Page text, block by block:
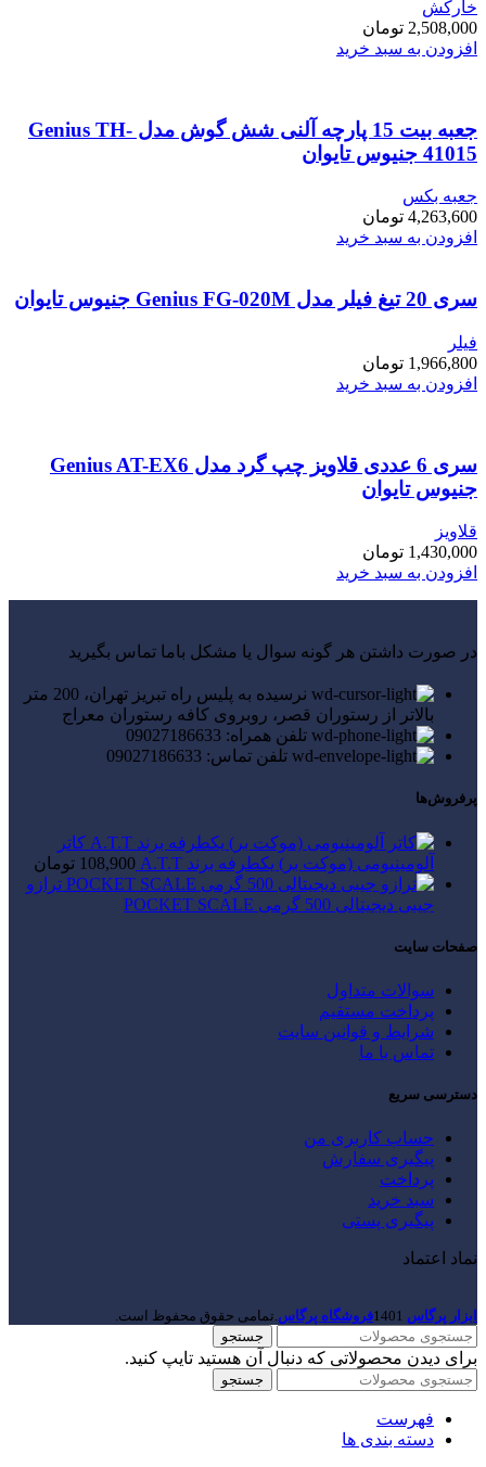
خارکش
2,508,000 تومان
افزودن به سبد خرید
جعبه بیت 15 پارچه آلنی شش گوش مدل Genius TH-
41015 جنیوس تایوان
جعبه بکس
4,263,600 تومان
افزودن به سبد خرید
سری 20 تیغ فیلر مدل Genius FG-020M جنیوس تایوان
فیلر
1,966,800 تومان
افزودن به سبد خرید
سری 6 عددی قلاویز چپ گرد مدل Genius AT-EX6
جنیوس تایوان
قلاویز
1,430,000 تومان
افزودن به سبد خرید
در صورت داشتن هر گونه سوال یا مشکل باما تماس بگیرید
نرسیده به پلیس راه تبریز تهران، 200 متر
بالاتر از رستوران قصر، روبروی کافه رستوران معراج
تلفن همراه: 09027186633
تلفن تماس: 09027186633
پرفروش‌ها
کاتر
آلومینیومی (موکت بر) یکطرفه برند A.T.T
108,900 تومان
ترازو
جیبی دیجیتالی 500 گرمی POCKET SCALE
صفحات سایت
سوالات متداول
پرداخت مستقیم
شرایط و قوانین سایت
تماس با ما
دسترسی سریع
حساب کاربری من
پیگیری سفارش
پرداخت
سبد خرید
پیگیری پستی
نماد اعتماد
ابزار پرگاس 1401فروشگاه پرگاس.تمامی حقوق محفوظ است.
جستجو
برای دیدن محصولاتی که دنبال آن هستید تایپ کنید.
جستجو
فهرست
دسته بندی ها